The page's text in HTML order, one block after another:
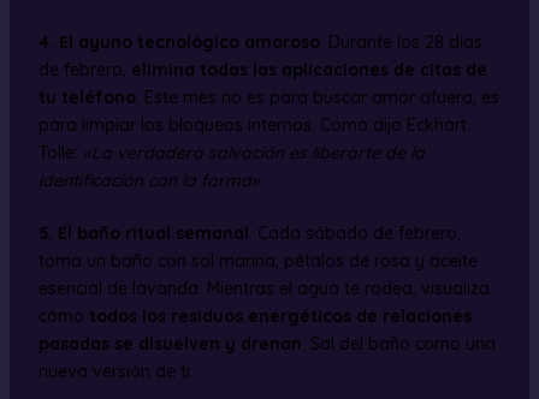
4. El ayuno tecnológico amoroso. Durante los 28 días
de febrero, elimina todas las aplicaciones de citas de
tu teléfono. Este mes no es para buscar amor afuera; es
para limpiar los bloqueos internos. Como dijo Eckhart
Tolle: «La verdadera salvación es liberarte de la
identificación con la forma».
5. El baño ritual semanal. Cada sábado de febrero,
toma un baño con sal marina, pétalos de rosa y aceite
esencial de lavanda. Mientras el agua te rodea, visualiza
cómo todos los residuos energéticos de relaciones
pasadas se disuelven y drenan. Sal del baño como una
nueva versión de ti.